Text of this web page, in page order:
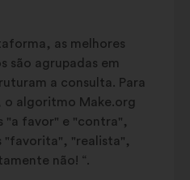
as melhores
são agrupadas em
a consulta. Para
o algoritmo Make.org
"a favor" e "contra",
"favorita", "realista",
não! “.